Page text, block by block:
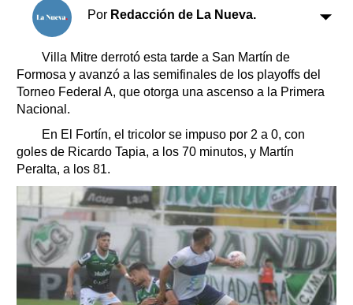
Clasificados
Horóscopo
Suplementos
Servicios
Farmacias
Transportes
Datos Útiles
Fúnebres
Teléfonos de urgencia
Por Redacción de La Nueva.
Villa Mitre derrotó esta tarde a San Martín de
Formosa y avanzó a las semifinales de los playoffs del
Torneo Federal A, que otorga una ascenso a la Primera
Nacional.
En El Fortín, el tricolor se impuso por 2 a 0, con
goles de Ricardo Tapia, a los 70 minutos, y Martín
Peralta, a los 81.